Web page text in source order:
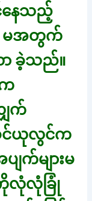
နေသည့်
မအတွက်
ခဲ့သည်။
က
ျှက်
င်ယုလွင်က
က်များမ
လုံလုံခြုံ